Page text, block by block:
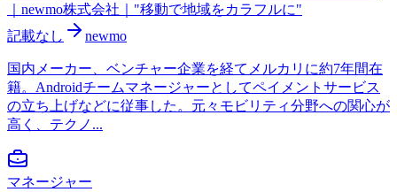
｜newmo株式会社｜"移動で地域をカラフルに"
記載なし
newmo
国内メーカー、ベンチャー企業を経てメルカリに約7年間在
籍。Androidチームマネージャーとしてペイメントサービス
の立ち上げなどに従事した。元々モビリティ分野への関心が
高く、テクノ...
マネージャー